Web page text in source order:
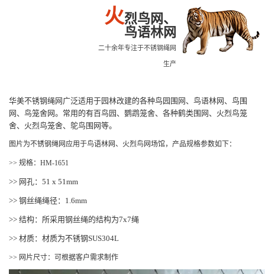
火烈鸟网、
鸟语林网
二十余年专注于不锈钢绳网
生产
华美不锈钢绳网广泛适用于园林改建的各种鸟园围网、鸟语林网、鸟围
网、鸟笼舍网。常用的有百鸟园、鹦鹉笼舍、各种鹤类围网、火烈鸟笼
舍、火烈鸟笼舍、鸵鸟围网等。
图片为不锈钢绳网应用于鸟语林网、火烈鸟网场馆，产品规格参数如下：
>> 规格：HM-1651
>> 网孔：51 x 51mm
>> 钢丝绳绳径：1.6mm
>> 结构：所采用钢丝绳的结构为7x7绳
>> 材质：材质为不锈钢SUS304L
>> 网片尺寸：可根据客户需求制作